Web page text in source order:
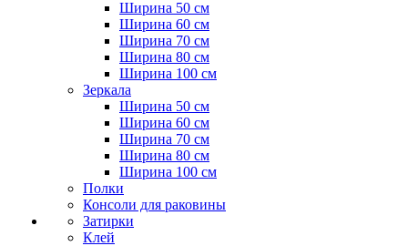
Ширина 50 см
Ширина 60 см
Ширина 70 см
Ширина 80 см
Ширина 100 см
Зеркала
Ширина 50 см
Ширина 60 см
Ширина 70 см
Ширина 80 см
Ширина 100 см
Полки
Консоли для раковины
Затирки
Клей